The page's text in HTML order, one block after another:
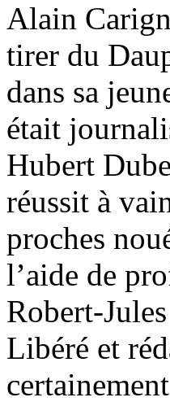
Alain
tirer du
dans sa
était
Hubert
réussit à
proches
l’aide de
Robert-
Libéré et